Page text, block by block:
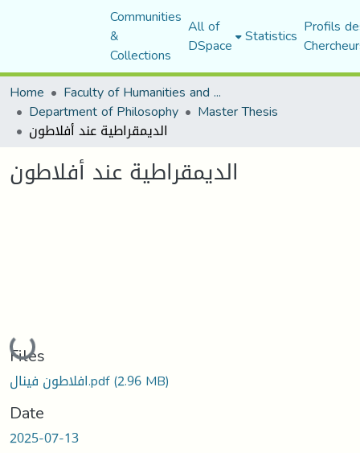
Communities
&
Collections
All of
DSpace Statistics Profils
Home
Faculty of Humanities and Social Sciences
Department of Philosophy Master Thesis
الديمقراطية عند أفلاطون
الديمقراطية عند أفلاطون
Loading...
Files
افلاطون فينال.pdf(2.96 MB)
Date
2025-07-13